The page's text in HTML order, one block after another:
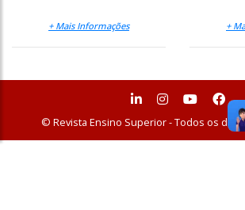
+ Mais Informações +
© Revista Ensino Superior - Todos os